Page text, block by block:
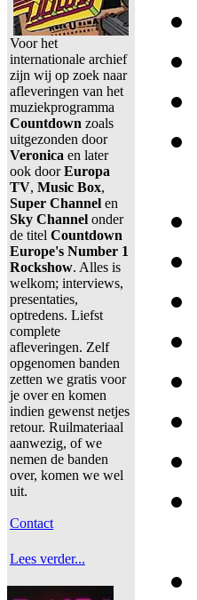
Voor het
internationale archief
zijn wij op zoek naar
afleveringen van het
muziekprogramma
Countdown zoals
uitgezonden door
Veronica en later
ook doorEuropa
TV, Music Box,
Super Channel en
Sky Channel onder
de titel Countdown
Europe's Number 1
Rockshow. Alles is
welkom; interviews,
presentaties,
optredens. Liefst
complete
afleveringen. Zelf
opgenomen banden
zetten we gratis voor
je over en komen
indien gewenst netjes
retour. Ruilmateriaal
aanwezig, of we
nemen de banden
over, komen we wel
uit.
Contact
Lees verder...